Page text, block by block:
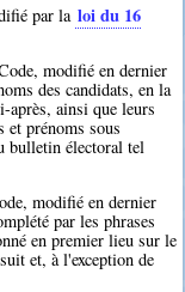
par la loi du 16
modifié en dernier
des candidats, en la
ainsi que leurs
et prénoms sous
bulletin électoral tel
modifié en dernier
par les phrases
en premier lieu sur le
et, à l'exception de